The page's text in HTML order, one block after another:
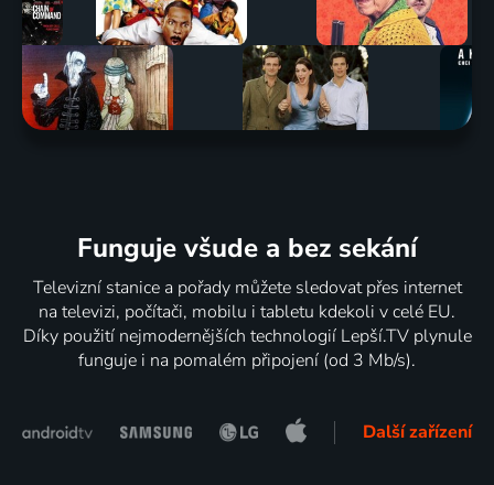
Funguje všude a bez sekání
Televizní stanice a pořady můžete sledovat přes internet
na televizi, počítači, mobilu i tabletu kdekoli v celé EU.
Díky použití nejmodernějších technologií Lepší.TV plynule
funguje i na pomalém připojení (od 3 Mb/s).
Další zařízení